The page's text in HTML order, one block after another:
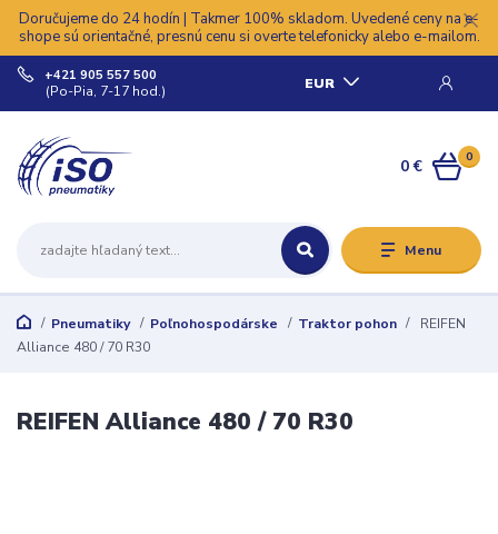
Doručujeme do 24 hodín | Takmer 100% skladom. Uvedené ceny na e-
shope sú orientačné, presnú cenu si overte telefonicky alebo e-mailom.
Menu
EUR
+421 905 557 500
(Po-Pia, 7-17 hod.)
0
0 €
Pneumatiky Poľnohospodárske Traktor pohon
REIFEN
Alliance 480 / 70 R30
REIFEN Alliance 480 / 70 R30